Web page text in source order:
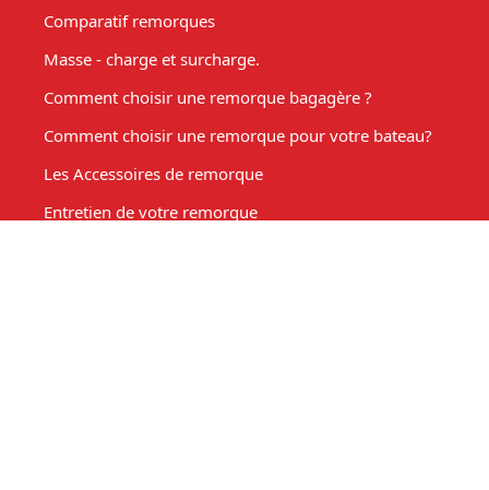
Comparatif remorques
Masse - charge et surcharge.
Comment choisir une remorque bagagère ?
Comment choisir une remorque pour votre bateau?
Les Accessoires de remorque
Entretien de votre remorque